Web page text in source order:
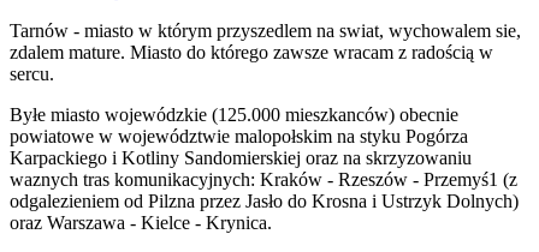
Tarnów - miasto w którym przyszedlem na swiat, wychowalem sie,
zdalem mature. Miasto do którego zawsze wracam z radością w
sercu.
Byłe miasto wojewódzkie (125.000 mieszkanców) obecnie
powiatowe w województwie malopołskim na styku Pogórza
Karpackiego i Kotliny Sandomierskiej oraz na skrzyzowaniu
waznych tras komunikacyjnych: Kraków - Rzeszów - Przemyś1 (z
odgalezieniem od Pilzna przez Jasło do Krosna i Ustrzyk Dolnych)
oraz Warszawa - Kielce - Krynica.